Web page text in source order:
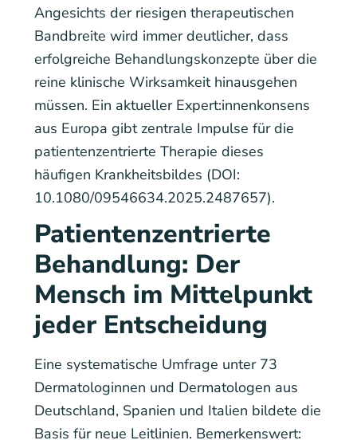
Angesichts der riesigen therapeutischen
Bandbreite wird immer deutlicher, dass
erfolgreiche Behandlungskonzepte über die
reine klinische Wirksamkeit hinausgehen
müssen. Ein aktueller Expert:innenkonsens
aus Europa gibt zentrale Impulse für die
patientenzentrierte Therapie dieses
häufigen Krankheitsbildes (DOI:
10.1080/09546634.2025.2487657).
Patientenzentrierte
Behandlung: Der
Mensch im Mittelpunkt
jeder Entscheidung
Eine systematische Umfrage unter 73
Dermatologinnen und Dermatologen aus
Deutschland, Spanien und Italien bildete die
Basis für neue Leitlinien. Bemerkenswert: